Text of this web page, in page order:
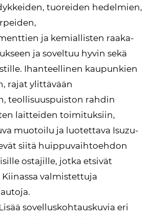
tuoreiden hedelmien,
ja kemiallisten raaka-
ja soveltuu hyvin sekä
Ihanteellinen kaupunkien
rajat ylittävään
teollisuuspuiston rahdin
laitteiden toimituksiin,
muotoilu ja luotettava Isuzu-
siitä huippuvaihtoehdon
ostajille, jotka etsivät
valmistettuja
sovelluskohtauskuvia eri